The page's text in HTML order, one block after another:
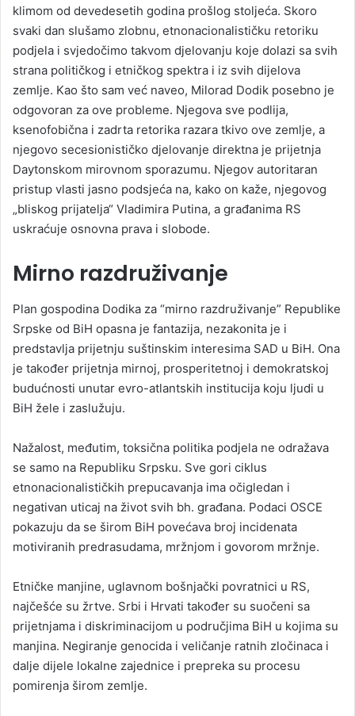
klimom od devedesetih godina prošlog stoljeća. Skoro
svaki dan slušamo zlobnu, etnonacionalističku retoriku
podjela i svjedočimo takvom djelovanju koje dolazi sa svih
strana političkog i etničkog spektra i iz svih dijelova
zemlje. Kao što sam već naveo, Milorad Dodik posebno je
odgovoran za ove probleme. Njegova sve podlija,
ksenofobična i zadrta retorika razara tkivo ove zemlje, a
njegovo secesionističko djelovanje direktna je prijetnja
Daytonskom mirovnom sporazumu. Njegov autoritaran
pristup vlasti jasno podsjeća na, kako on kaže, njegovog
„bliskog prijatelja“ Vladimira Putina, a građanima RS
uskraćuje osnovna prava i slobode.
Mirno razdruživanje
Plan gospodina Dodika za “mirno razdruživanje” Republike
Srpske od BiH opasna je fantazija, nezakonita je i
predstavlja prijetnju suštinskim interesima SAD u BiH. Ona
je također prijetnja mirnoj, prosperitetnoj i demokratskoj
budućnosti unutar evro-atlantskih institucija koju ljudi u
BiH žele i zaslužuju.
Nažalost, međutim, toksična politika podjela ne odražava
se samo na Republiku Srpsku. Sve gori ciklus
etnonacionalističkih prepucavanja ima očigledan i
negativan uticaj na život svih bh. građana. Podaci OSCE
pokazuju da se širom BiH povećava broj incidenata
motiviranih predrasudama, mržnjom i govorom mržnje.
Etničke manjine, uglavnom bošnjački povratnici u RS,
najčešće su žrtve. Srbi i Hrvati također su suočeni sa
prijetnjama i diskriminacijom u područjima BiH u kojima su
manjina. Negiranje genocida i veličanje ratnih zločinaca i
dalje dijele lokalne zajednice i prepreka su procesu
pomirenja širom zemlje.